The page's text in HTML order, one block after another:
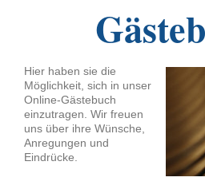
Hier haben sie die
Möglichkeit, sich in unser
Online-Gästebuch
einzutragen. Wir freuen
uns über ihre Wünsche,
Anregungen und
Eindrücke.